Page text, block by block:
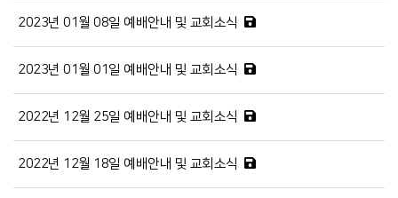
2023년 01월 08일 예배안내 및 교회소식
2023년 01월 01일 예배안내 및 교회소식
2022년 12월 25일 예배안내 및 교회소식
2022년 12월 18일 예배안내 및 교회소식